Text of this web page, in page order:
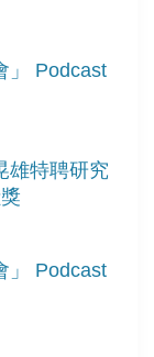
」 Podcast
雄特聘研究
」 Podcast